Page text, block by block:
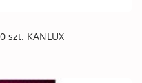
szt. KANLUX